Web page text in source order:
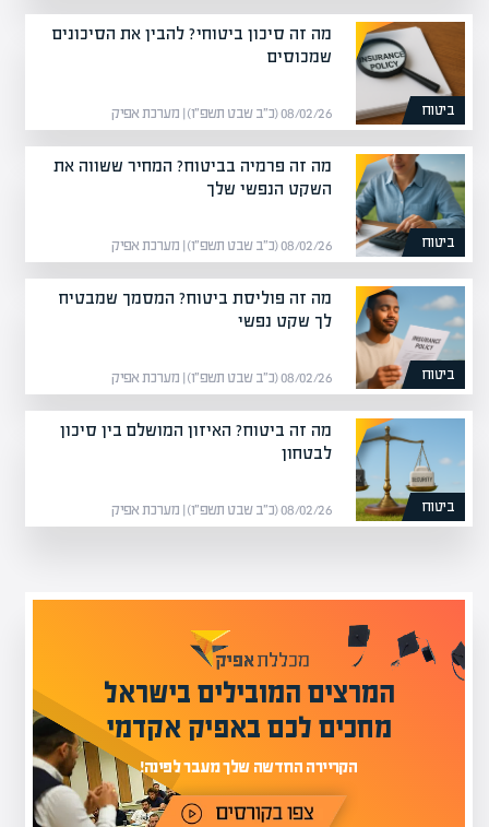
ביטוח
מה זה סיכון ביטוחי? להבין את הסיכונים
שמכוסים
08/02/26 (כ״ב שבט תשפ״ו) | מערכת אפיק
ביטוח
מה זה פרמיה בביטוח? המחיר ששווה את
השקט הנפשי שלך
08/02/26 (כ״ב שבט תשפ״ו) | מערכת אפיק
ביטוח
מה זה פוליסת ביטוח? המסמך שמבטיח
לך שקט נפשי
08/02/26 (כ״ב שבט תשפ״ו) | מערכת אפיק
ביטוח
מה זה ביטוח? האיזון המושלם בין סיכון
לבטחון
08/02/26 (כ״ב שבט תשפ״ו) | מערכת אפיק
המרצים המובילים בישראל
מחכים לכם באפיק אקדמי
הקריירה החדשה שלך מעבר לפינה!